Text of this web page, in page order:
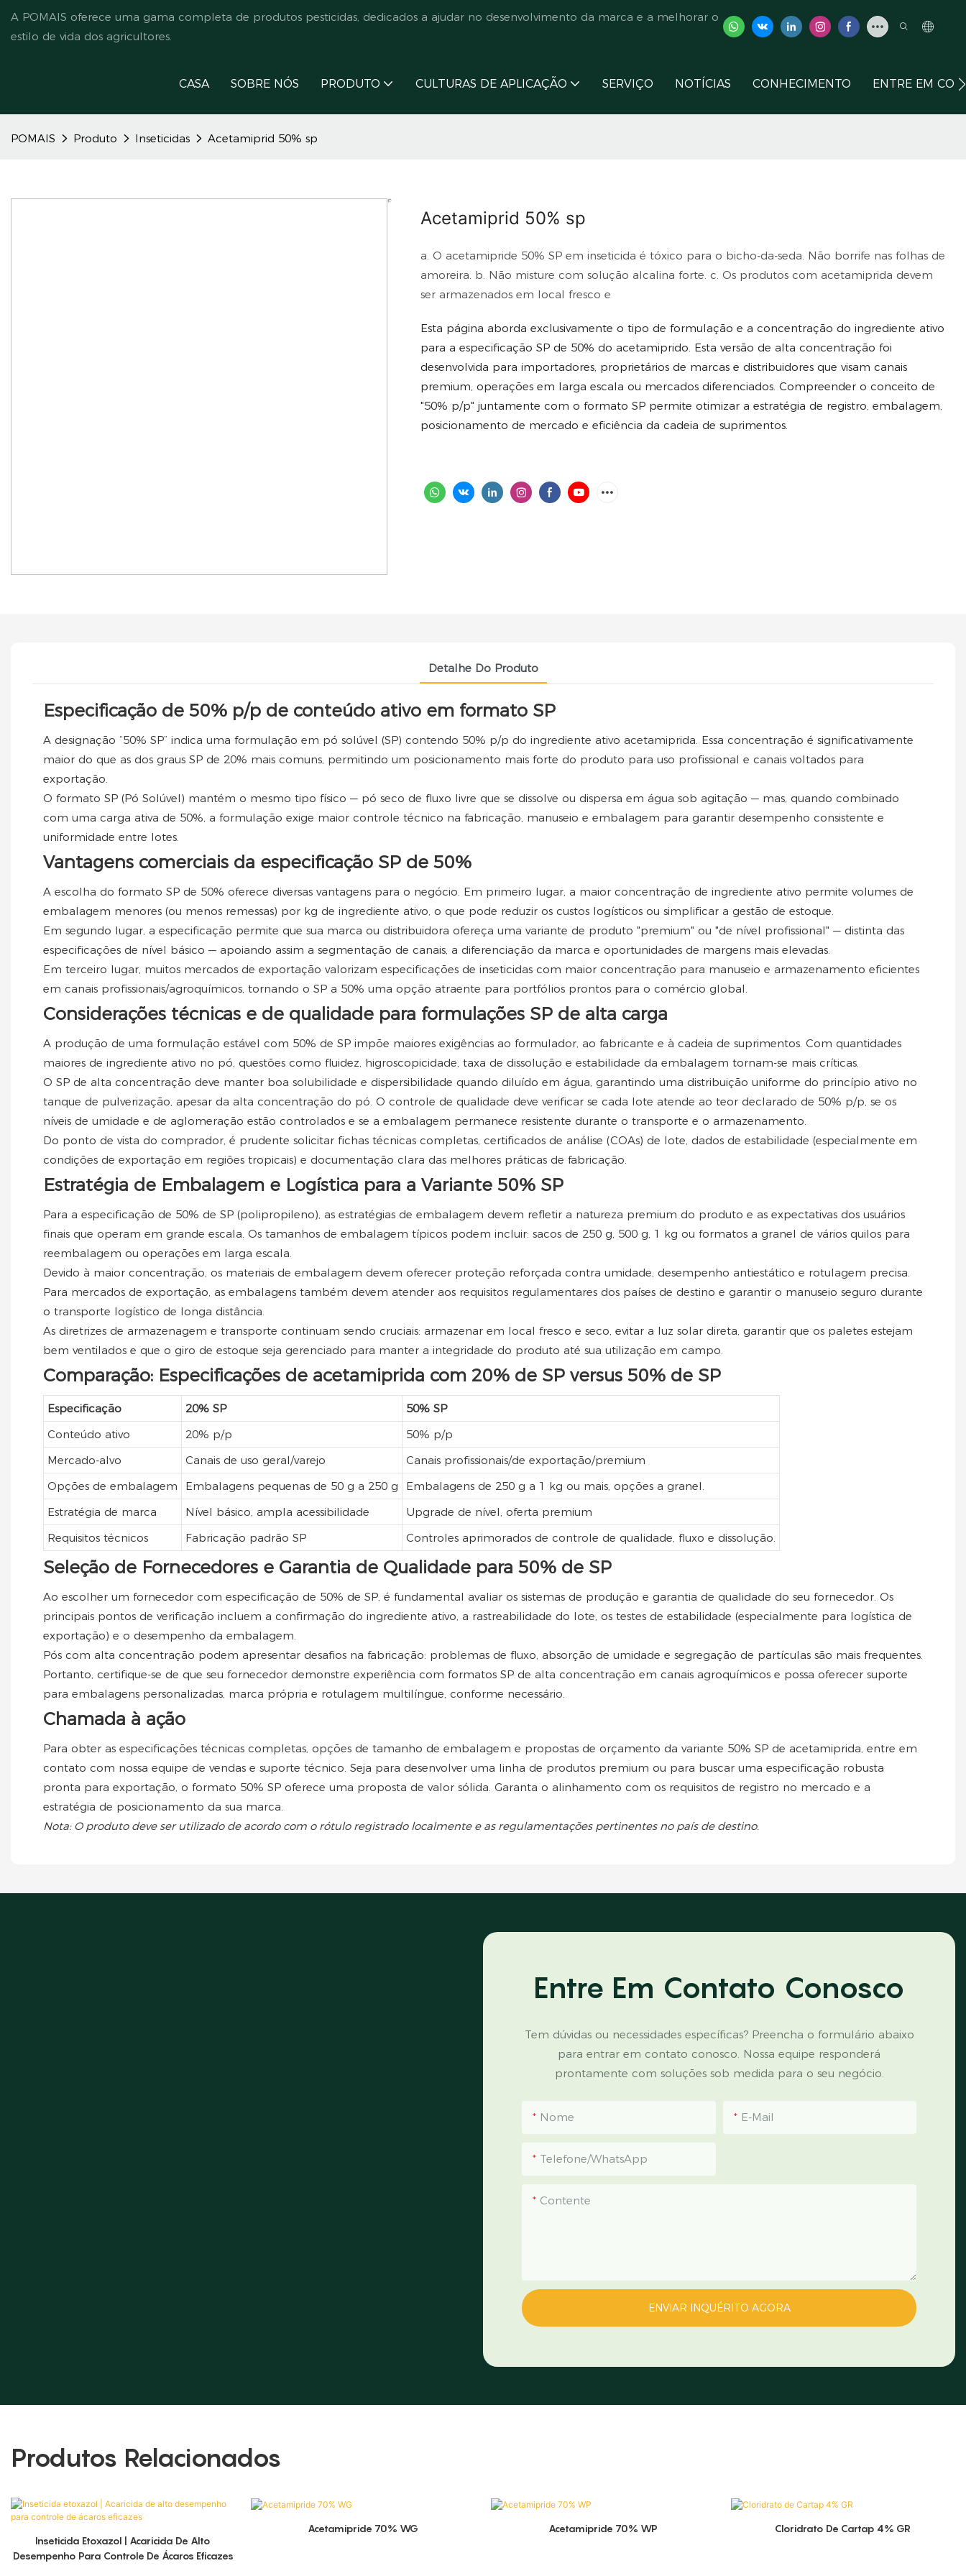
A POMAIS oferece uma gama completa de produtos pesticidas, dedicados a ajudar no desenvolvimento da marca e a melhorar o
estilo de vida dos agricultores.
CASA SOBRE NÓS PRODUTO CULTURAS DE APLICAÇÃO SERVIÇO NOTÍCIAS CONHECIMENTO ENTRE EM
POMAIS Produto Inseticidas Acetamiprid 50% sp
Acetamiprid 50% sp
a. O acetamipride 50% SP em inseticida é tóxico para o bicho-da-seda. Não borrife nas folhas de
amoreira. b. Não misture com solução alcalina forte. c. Os produtos com acetamiprida devem
ser armazenados em local fresco e
Esta página aborda exclusivamente o tipo de formulação e a concentração do ingrediente ativo
para a especificação SP de 50% do acetamiprido. Esta versão de alta concentração foi
desenvolvida para importadores, proprietários de marcas e distribuidores que visam canais
premium, operações em larga escala ou mercados diferenciados. Compreender o conceito de
"50% p/p" juntamente com o formato SP permite otimizar a estratégia de registro, embalagem,
posicionamento de mercado e eficiência da cadeia de suprimentos.
Detalhe Do Produto
Especificação de 50% p/p de conteúdo ativo em formato SP
A designação “50% SP” indica uma formulação em pó solúvel (SP) contendo 50% p/p do ingrediente ativo acetamiprida. Essa concentração é significativamente
maior do que as dos graus SP de 20% mais comuns, permitindo um posicionamento mais forte do produto para uso profissional e canais voltados para
exportação.
O formato SP (Pó Solúvel) mantém o mesmo tipo físico — pó seco de fluxo livre que se dissolve ou dispersa em água sob agitação — mas, quando combinado
com uma carga ativa de 50%, a formulação exige maior controle técnico na fabricação, manuseio e embalagem para garantir desempenho consistente e
uniformidade entre lotes.
Vantagens comerciais da especificação SP de 50%
A escolha do formato SP de 50% oferece diversas vantagens para o negócio. Em primeiro lugar, a maior concentração de ingrediente ativo permite volumes de
embalagem menores (ou menos remessas) por kg de ingrediente ativo, o que pode reduzir os custos logísticos ou simplificar a gestão de estoque.
Em segundo lugar, a especificação permite que sua marca ou distribuidora ofereça uma variante de produto "premium" ou "de nível profissional" — distinta das
especificações de nível básico — apoiando assim a segmentação de canais, a diferenciação da marca e oportunidades de margens mais elevadas.
Em terceiro lugar, muitos mercados de exportação valorizam especificações de inseticidas com maior concentração para manuseio e armazenamento eficientes
em canais profissionais/agroquímicos, tornando o SP a 50% uma opção atraente para portfólios prontos para o comércio global.
Considerações técnicas e de qualidade para formulações SP de alta carga
A produção de uma formulação estável com 50% de SP impõe maiores exigências ao formulador, ao fabricante e à cadeia de suprimentos. Com quantidades
maiores de ingrediente ativo no pó, questões como fluidez, higroscopicidade, taxa de dissolução e estabilidade da embalagem tornam-se mais críticas.
O SP de alta concentração deve manter boa solubilidade e dispersibilidade quando diluído em água, garantindo uma distribuição uniforme do princípio ativo no
tanque de pulverização, apesar da alta concentração do pó. O controle de qualidade deve verificar se cada lote atende ao teor declarado de 50% p/p, se os
níveis de umidade e de aglomeração estão controlados e se a embalagem permanece resistente durante o transporte e o armazenamento.
Do ponto de vista do comprador, é prudente solicitar fichas técnicas completas, certificados de análise (COAs) de lote, dados de estabilidade (especialmente em
condições de exportação em regiões tropicais) e documentação clara das melhores práticas de fabricação.
Estratégia de Embalagem e Logística para a Variante 50% SP
Para a especificação de 50% de SP (polipropileno), as estratégias de embalagem devem refletir a natureza premium do produto e as expectativas dos usuários
finais que operam em grande escala. Os tamanhos de embalagem típicos podem incluir: sacos de 250 g, 500 g, 1 kg ou formatos a granel de vários quilos para
reembalagem ou operações em larga escala.
Devido à maior concentração, os materiais de embalagem devem oferecer proteção reforçada contra umidade, desempenho antiestático e rotulagem precisa.
Para mercados de exportação, as embalagens também devem atender aos requisitos regulamentares dos países de destino e garantir o manuseio seguro durante
o transporte logístico de longa distância.
As diretrizes de armazenagem e transporte continuam sendo cruciais: armazenar em local fresco e seco, evitar a luz solar direta, garantir que os paletes estejam
bem ventilados e que o giro de estoque seja gerenciado para manter a integridade do produto até sua utilização em campo.
Comparação: Especificações de acetamiprida com 20% de SP versus 50% de SP
Especificação 20% SP
50% SP
Conteúdo ativo
20% p/p
50% p/p
Mercado-alvo
Canais de uso geral/varejo
Canais profissionais/de exportação/premium
Opções de embalagem
Embalagens pequenas de 50 g a 250 g
Embalagens de 250 g a 1 kg ou mais, opções a granel.
Estratégia de marca
Nível básico, ampla acessibilidade
Upgrade de nível, oferta premium
Requisitos técnicos
Fabricação padrão SP Controles aprimorados de controle de qualidade, fluxo e dissolução.
Seleção de Fornecedores e Garantia de Qualidade para 50% de SP
Ao escolher um fornecedor com especificação de 50% de SP, é fundamental avaliar os sistemas de produção e garantia de qualidade do seu fornecedor. Os
principais pontos de verificação incluem a confirmação do ingrediente ativo, a rastreabilidade do lote, os testes de estabilidade (especialmente para logística de
exportação) e o desempenho da embalagem.
Pós com alta concentração podem apresentar desafios na fabricação: problemas de fluxo, absorção de umidade e segregação de partículas são mais frequentes.
Portanto, certifique-se de que seu fornecedor demonstre experiência com formatos SP de alta concentração em canais agroquímicos e possa oferecer suporte
para embalagens personalizadas, marca própria e rotulagem multilíngue, conforme necessário.
Chamada à ação
Para obter as especificações técnicas completas, opções de tamanho de embalagem e propostas de orçamento da variante 50% SP de acetamiprida, entre em
contato com nossa equipe de vendas e suporte técnico. Seja para desenvolver uma linha de produtos premium ou para buscar uma especificação robusta
pronta para exportação, o formato 50% SP oferece uma proposta de valor sólida. Garanta o alinhamento com os requisitos de registro no mercado e a
estratégia de posicionamento da sua marca.
Nota: O produto deve ser utilizado de acordo com o rótulo registrado localmente e as regulamentações pertinentes no país de destino.
Entre Em Contato Conosco
Tem dúvidas ou necessidades específicas? Preencha o formulário abaixo
para entrar em contato conosco. Nossa equipe responderá
prontamente com soluções sob medida para o seu negócio.
Nome E-Mail
Telefone/WhatsApp
Contente
ENVIAR INQUÉRITO AGORA
Produtos Relacionados
Inseticida Etoxazol | Acaricida De Alto
Desempenho Para Controle De Ácaros Eficazes
Acetamipride 70% WG Acetamipride 70% WP Cloridrato De Cartap 4% GR